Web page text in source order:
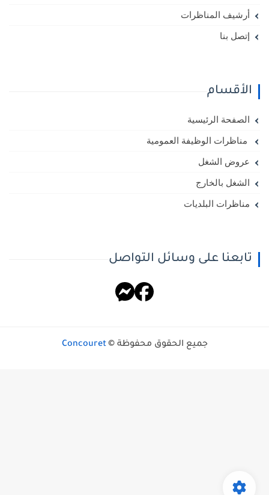
أرشيف المناظرات
إتصل بنا
الأقسام
الصفحة الرئيسية
مناظرات الوظيفة العمومية
عروض الشغل
الشغل بالخارج
مناظرات البلديات
تابعنا على وسائل التواصل
جميع الحقوق محفوظة © Concouret